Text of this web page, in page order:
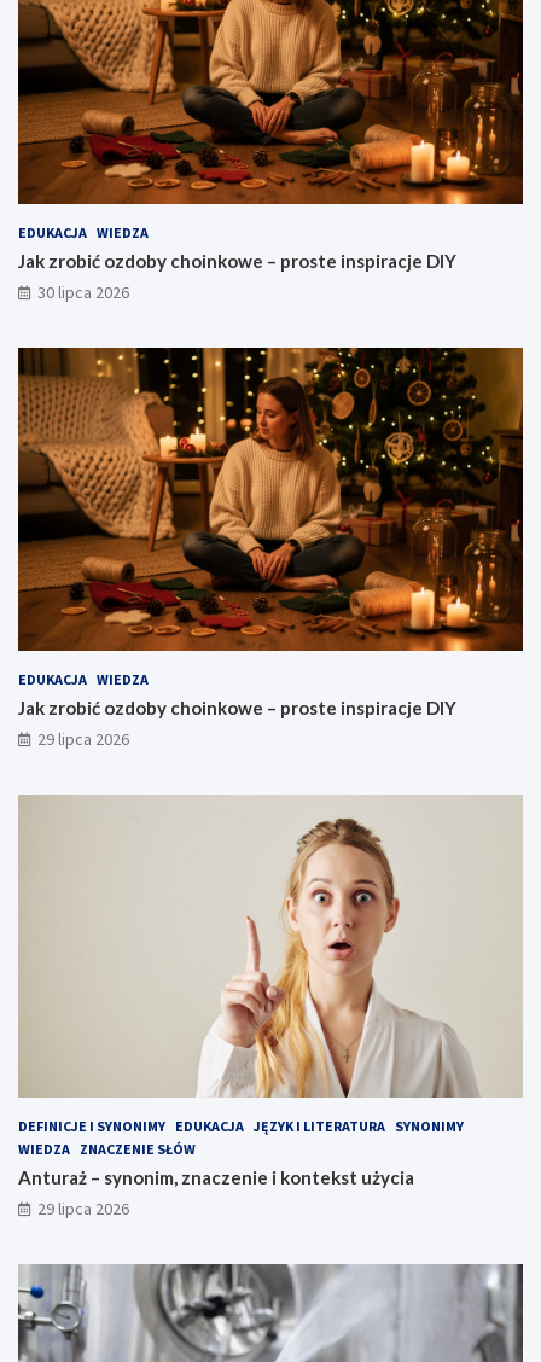
EDUKACJA WIEDZA
Jak zrobić ozdoby choinkowe – proste inspiracje DIY
30 lipca 2026
EDUKACJA WIEDZA
Jak zrobić ozdoby choinkowe – proste inspiracje DIY
29 lipca 2026
DEFINICJE I SYNONIMY EDUKACJA JĘZYK I LITERATURA SYNONIMY
WIEDZA ZNACZENIE SŁÓW
Anturaż – synonim, znaczenie i kontekst użycia
29 lipca 2026